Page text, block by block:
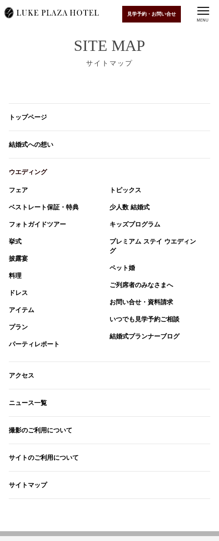
見学予約・お問い合せ
SITE MAP
サイトマップ
トップページ
結婚式への想い
ウエディング
フェア
ベストレート保証・特典
フォトガイドツアー
挙式
披露宴
料理
ドレス
アイテム
プラン
パーティレポート
トピックス
少人数 結婚式
キッズプログラム
プレミアム ステイ ウエディン
グ
ペット婚
ご列席者のみなさまへ
お問い合せ・資料請求
いつでも見学予約ご相談
結婚式プランナーブログ
アクセス
ニュース一覧
撮影のご利用について
サイトのご利用について
サイトマップ